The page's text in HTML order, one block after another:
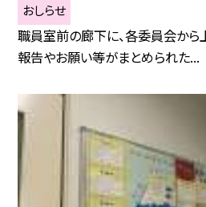
おしらせ
職員室前の廊下に、各委員会か
報告やお願い等がまとめられた...